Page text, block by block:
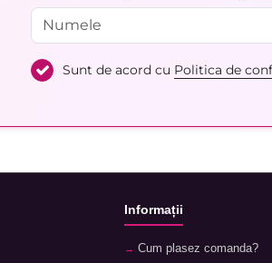
Sunt de acord cu Politica de
Informații
Cum plasez comanda?